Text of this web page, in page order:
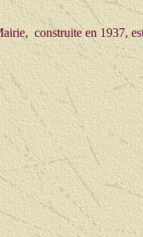
construite en 1937,